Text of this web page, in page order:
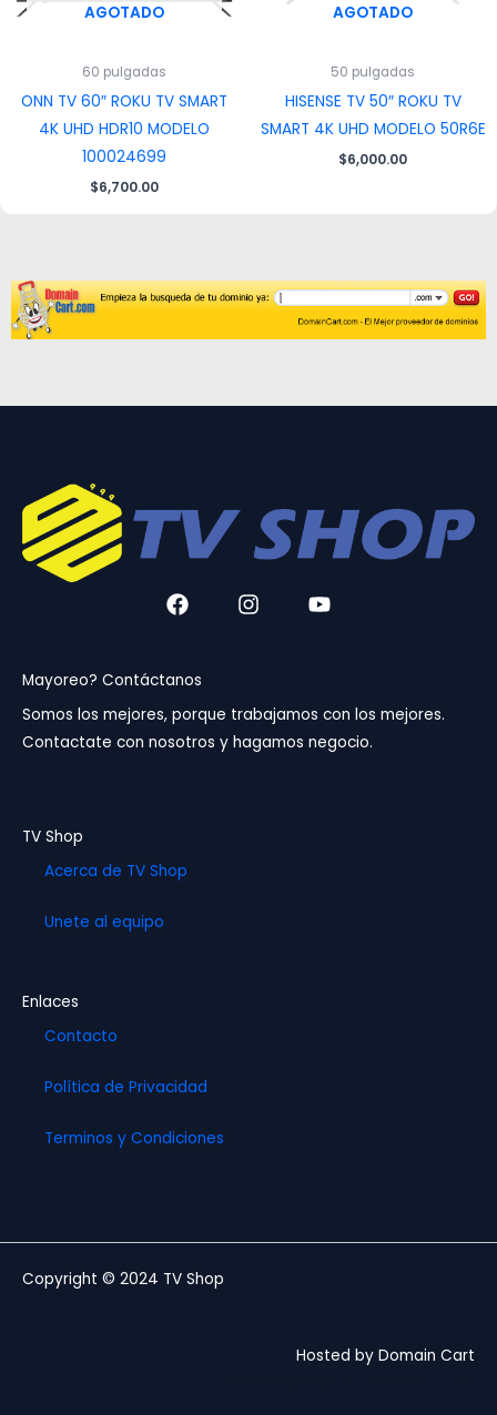
AGOTADO
60 pulgadas
ONN TV 60″ ROKU TV SMART
4K UHD HDR10 MODELO
100024699
$6,700.00
AGOTADO
50 pulgadas
HISENSE TV 50″ ROKU TV
SMART 4K UHD MODELO 50R6E
$6,000.00
F
a
b
o
o
k
I
n
g
r
a
Y
o
b
e
Mayoreo? Contáctanos
Somos los mejores, porque trabajamos con los mejores.
Contactate con nosotros y hagamos negocio.
TV Shop
Acerca de TV Shop
Unete al equipo
Enlaces
Contacto
Política de Privacidad
Terminos y Condiciones
Copyright © 2024 TV Shop
Hosted by Domain Cart